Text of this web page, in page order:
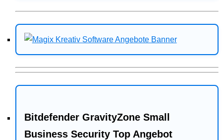
Bitdefender GravityZone Small
Business Security Top Angebot